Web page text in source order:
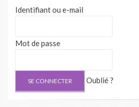
Identifiant ou e-mail
Mot de passe
Oublié ?